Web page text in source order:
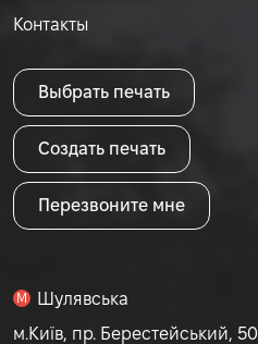
Контакты
Выбрать печать
Создать печать
Перезвоните мне
M
Шулявська
м.Київ, пр. Берестейський, 50